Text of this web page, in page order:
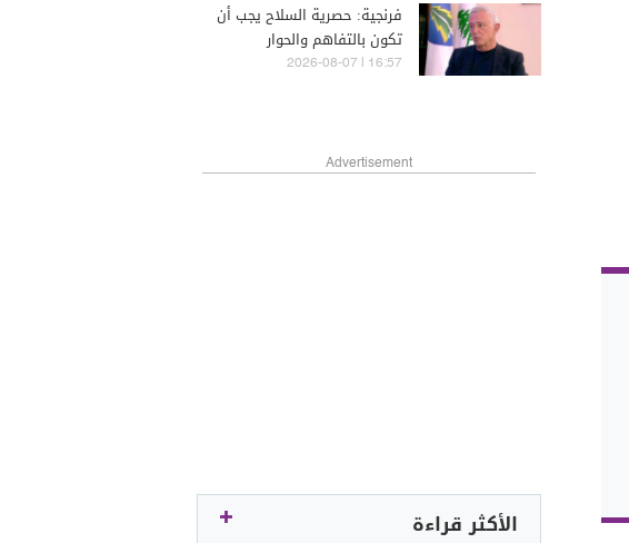
فرنجية: حصرية السلاح يجب أن
تكون بالتفاهم والحوار
16:57 | 2026-08-07
Advertisement
الأكثر قراءة